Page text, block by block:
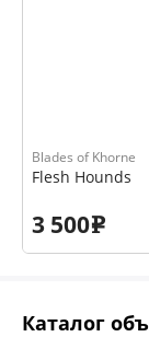
Blades of Khorne
Flesh Hounds
3 500e
Каталог